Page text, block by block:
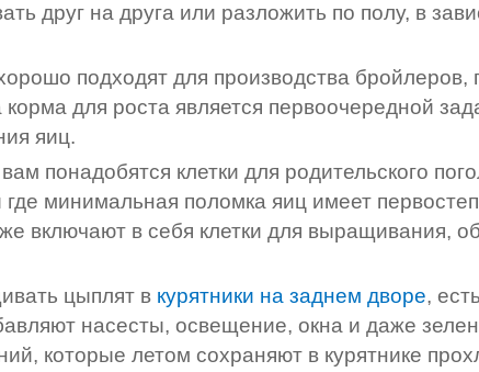
друг на друга или разложить по полу, в
подходят для производства бройлеров,
корма для роста является первоочередной
яиц.
понадобятся клетки для родительского
где минимальная поломка яиц имеет
включают в себя клетки для выращивания,
цыплят в курятники на заднем дворе,
насесты, освещение, окна и даже
которые летом сохраняют в курятнике